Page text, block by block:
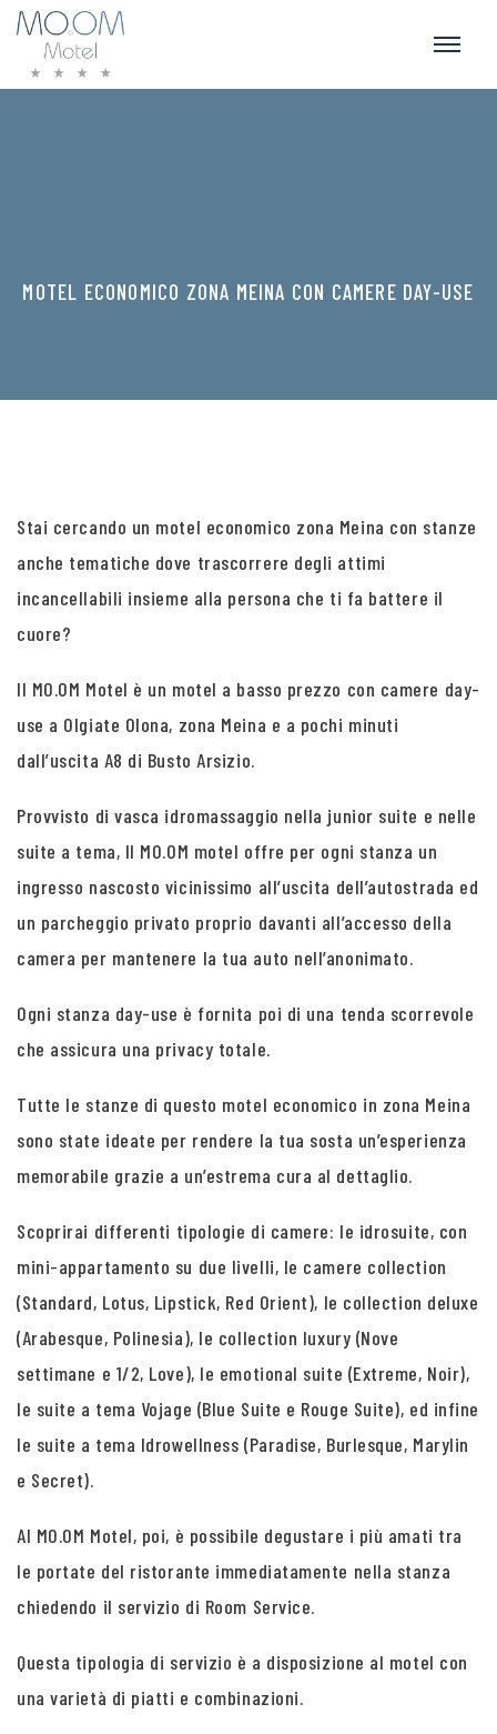
MOTEL ECONOMICO ZONA MEINA CON CAMERE DAY-USE
Stai cercando un motel economico zona Meina con stanze
anche tematiche dove trascorrere degli attimi
incancellabili insieme alla persona che ti fa battere il
cuore?
Il MO.OM Motel è un motel a basso prezzo con camere day-
use a Olgiate Olona, zona Meina e a pochi minuti
dall’uscita A8 di Busto Arsizio.
Provvisto di vasca idromassaggio nella junior suite e nelle
suite a tema, Il MO.OM motel offre per ogni stanza un
ingresso nascosto vicinissimo all’uscita dell’autostrada ed
un parcheggio privato proprio davanti all’accesso della
camera per mantenere la tua auto nell’anonimato.
Ogni stanza day-use è fornita poi di una tenda scorrevole
che assicura una privacy totale.
Tutte le stanze di questo motel economico in zona Meina
sono state ideate per rendere la tua sosta un’esperienza
memorabile grazie a un’estrema cura al dettaglio.
Scoprirai differenti tipologie di camere: le idrosuite, con
mini-appartamento su due livelli, le camere collection
(Standard, Lotus, Lipstick, Red Orient), le collection deluxe
(Arabesque, Polinesia), le collection luxury (Nove
settimane e 1/2, Love), le emotional suite (Extreme, Noir),
le suite a tema Vojage (Blue Suite e Rouge Suite), ed infine
le suite a tema Idrowellness (Paradise, Burlesque, Marylin
e Secret).
Al MO.OM Motel, poi, è possibile degustare i più amati tra
le portate del ristorante immediatamente nella stanza
chiedendo il servizio di Room Service.
Questa tipologia di servizio è a disposizione al motel con
una varietà di piatti e combinazioni.